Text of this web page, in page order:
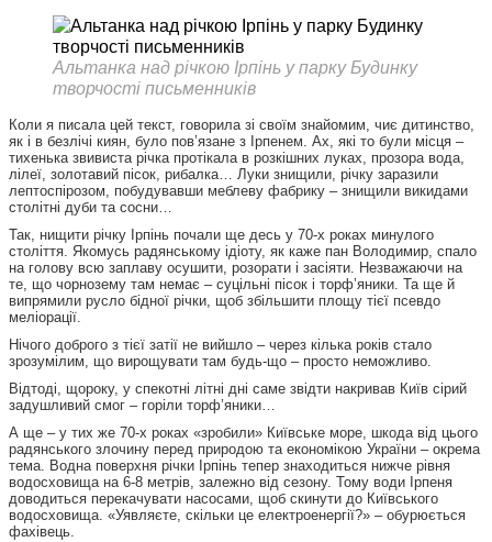
Альтанка над річкою Ірпінь у парку Будинку
творчості письменників
Коли я писала цей текст, говорила зі своїм знайомим, чиє дитинство,
як і в безлічі киян, було пов’язане з Ірпенем. Ах, які то були місця –
тихенька звивиста річка протікала в розкішних луках, прозора вода,
лілеї, золотавий пісок, рибалка… Луки знищили, річку заразили
лептоспірозом, побудувавши меблеву фабрику – знищили викидами
столітні дуби та сосни…
Так, нищити річку Ірпінь почали ще десь у 70-х роках минулого
століття. Якомусь радянському ідіоту, як каже пан Володимир, спало
на голову всю заплаву осушити, розорати і засіяти. Незважаючи на
те, що чорнозему там немає – суцільні пісок і торф’яники. Та ще й
випрямили русло бідної річки, щоб збільшити площу тієї псевдо
меліорації.
Нічого доброго з тієї затії не вийшло – через кілька років стало
зрозумілим, що вирощувати там будь-що – просто неможливо.
Відтоді, щороку, у спекотні літні дні саме звідти накривав Київ сірий
задушливий смог – горіли торф’яники…
А ще – у тих же 70-х роках «зробили» Київське море, шкода від цього
радянського злочину перед природою та економікою України – окрема
тема. Водна поверхня річки Ірпінь тепер знаходиться нижче рівня
водосховища на 6-8 метрів, залежно від сезону. Тому води Ірпеня
доводиться перекачувати насосами, щоб скинути до Київського
водосховища. «Уявляєте, скільки це електроенергії?» – обурюється
фахівець.